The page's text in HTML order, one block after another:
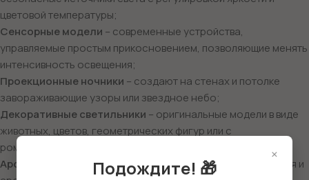
цветовой температуры;
Сенсорные модели – современные устройства,
управляемые простым прикосновением, позволяющие менять
интенсивность освещения;
Проекционные ночники – создают на стенах и потолке
завораживающие узоры или звездное небо;
Декоративные светильники – оригинальные модели в виде
животных, цветов, геометрических фигур или с
романтическими надписями;
Ароматические ночники– совмещают функции освещения и
×
Подождите! 🎁